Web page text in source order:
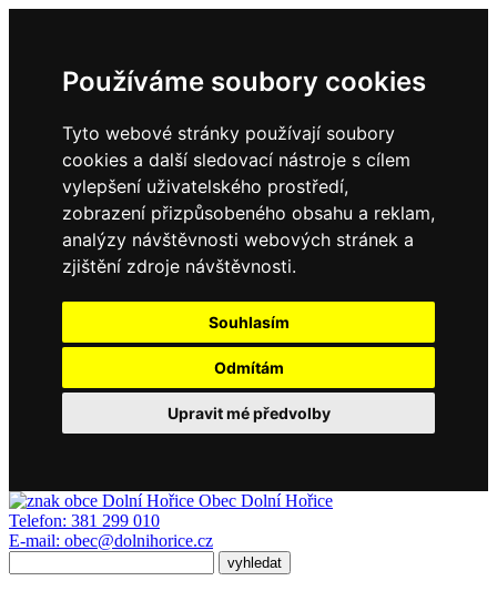
Používáme soubory cookies
Tyto webové stránky používají soubory
cookies a další sledovací nástroje s cílem
vylepšení uživatelského prostředí,
zobrazení přizpůsobeného obsahu a reklam,
analýzy návštěvnosti webových stránek a
zjištění zdroje návštěvnosti.
Souhlasím
Odmítám
Upravit mé předvolby
Obec Dolní Hořice
Telefon: 381 299 010
E-mail: obec@dolnihorice.cz